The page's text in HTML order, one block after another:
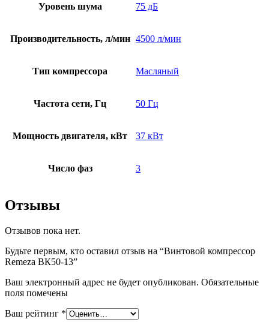
Уровень шума 75 дБ
Производительность, л/мин 4500 л/мин
Тип компрессора Масляный
Частота сети, Гц 50 Гц
Мощность двигателя, кВт 37 кВт
Число фаз 3
Отзывы
Отзывов пока нет.
Будьте первым, кто оставил отзыв на “Винтовой компрессор
Remeza ВК50-13”
Ваш электронный адрес не будет опубликован. Обязательные
поля помечены
Ваш рейтинг *